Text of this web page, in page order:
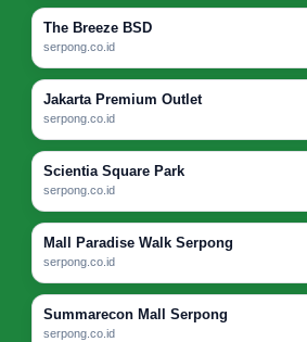
The Breeze BSD
serpong.co.id
Jakarta Premium Outlet
serpong.co.id
Scientia Square Park
serpong.co.id
Mall Paradise Walk Serpong
serpong.co.id
Summarecon Mall Serpong
serpong.co.id